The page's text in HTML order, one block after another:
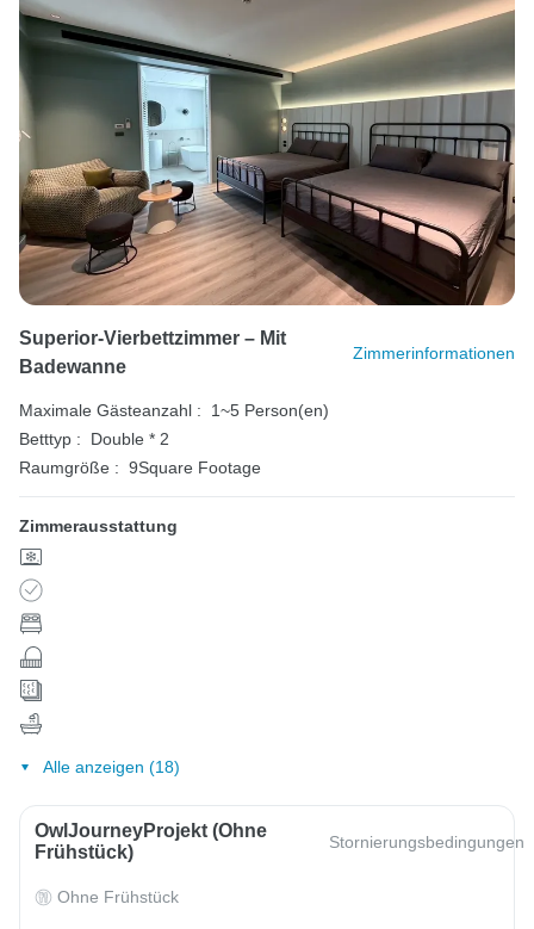
Superior-Vierbettzimmer – Mit
Badewanne
Zimmerinformationen
Maximale Gästeanzahl :
1~5 Person(en)
Betttyp :
Double * 2
Raumgröße : 9Square Footage
Zimmerausstattung
Alle anzeigen (18)
OwlJourneyProjekt (ohne
Frühstück)
Stornierungsbedingungen
Ohne Frühstück